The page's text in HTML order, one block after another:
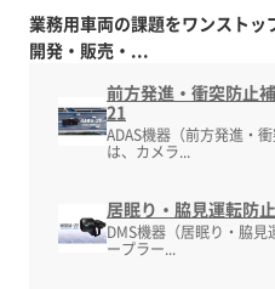
業務用車両の課題をワンストッ
開発・販売・...
前方発進・衝突防止
21
ADAS機器（前方発進・
は、カメラ...
居眠り・脇見運転防
DMS機器（居眠り・脇
ープラー...